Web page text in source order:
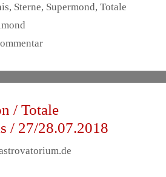
, Sterne, Supermond, Totale
/ Totale
/ 27/28.07.2018